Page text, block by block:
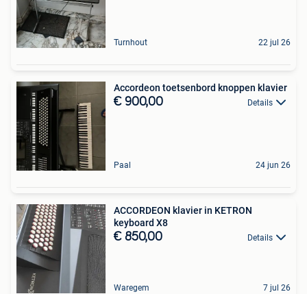
Turnhout 22 jul 26
Accordeon toetsenbord knoppen klavier
€ 900,00 Details
Paal 24 jun 26
ACCORDEON klavier in KETRON
keyboard X8
€ 850,00 Details
Waregem 7 jul 26